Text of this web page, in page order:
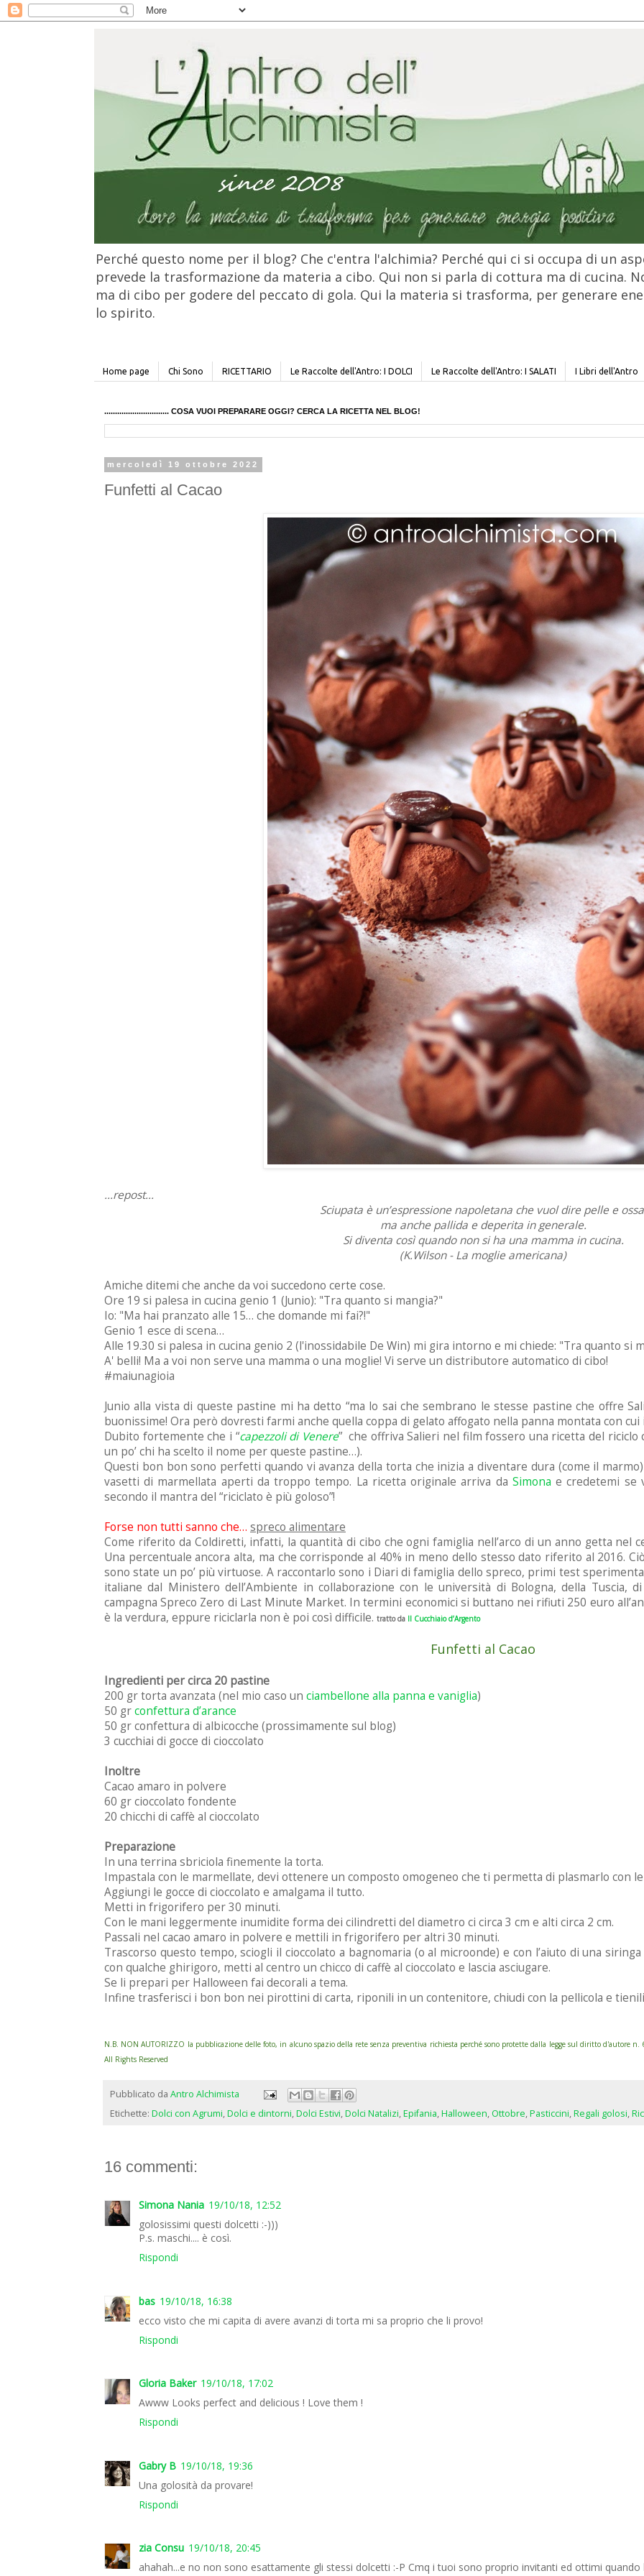
Perché questo nome per il blog? Che c'entra l'alchimia? Perché qui ci si occupa di un
prevede la trasformazione da materia a cibo. Qui non si parla di cottura ma di cucina.
ma di cibo per godere del peccato di gola. Qui la materia si trasforma, per generare
lo spirito.
Home page Chi Sono RICETTARIO Le Raccolte dell'Antro: I DOLCI Le Raccolte dell'Antro: I SALATI I Libri dell'Antro
.............................. COSA VUOI PREPARARE OGGI? CERCA LA RICETTA NEL BLOG!
mercoledì 19 ottobre 2022
Funfetti al Cacao
...repost...
Sciupata è un’espressione napoletana che vuol dire pelle e
ma anche pallida e deperita in generale.
Si diventa così quando non si ha una mamma in cucina.
(K.Wilson - La moglie americana)
Amiche ditemi che anche da voi succedono certe cose.
Ore 19 si palesa in cucina genio 1 (Junio): "Tra quanto si mangia?"
Io: "Ma hai pranzato alle 15… che domande mi fai?!"
Genio 1 esce di scena…
Alle 19.30 si palesa in cucina genio 2 (l'inossidabile De Win) mi gira intorno e mi chiede: "Tra quanto si
A' belli! Ma a voi non serve una mamma o una moglie! Vi serve un distributore automatico di cibo!
#maiunagioia
Junio alla vista di queste pastine mi ha detto “ma lo sai che sembrano le stesse pastine che offre
buonissime! Ora però dovresti farmi anche quella coppa di gelato affogato nella panna montata con cui
Dubito fortemente che i “capezzoli di Venere” che offriva Salieri nel film fossero una ricetta del
un po’ chi ha scelto il nome per queste pastine…).
Questi bon bon sono perfetti quando vi avanza della torta che inizia a diventare dura (come il
vasetti di marmellata aperti da troppo tempo. La ricetta originale arriva da Simona e credetemi se
secondo il mantra del “riciclato è più goloso”!
Forse non tutti sanno che… spreco alimentare
Come riferito da Coldiretti, infatti, la quantità di cibo che ogni famiglia nell’arco di un anno getta nel
Una percentuale ancora alta, ma che corrisponde al 40% in meno dello stesso dato riferito al 2016.
sono state un po’ più virtuose. A raccontarlo sono i Diari di famiglia dello spreco, primi test
italiane dal Ministero dell’Ambiente in collaborazione con le università di Bologna, della Tuscia,
campagna Spreco Zero di Last Minute Market. In termini economici si buttano nei rifiuti 250 euro
è la verdura, eppure riciclarla non è poi così difficile. tratto da Il Cucchiaio d’Argento
Funfetti al Cacao
Ingredienti per circa 20 pastine
200 gr torta avanzata (nel mio caso un ciambellone alla panna e vaniglia)
50 grconfettura d’arance
50 gr confettura di albicocche (prossimamente sul blog)
3 cucchiai di gocce di cioccolato
Inoltre
Cacao amaro in polvere
60 gr cioccolato fondente
20 chicchi di caffè al cioccolato
Preparazione
In una terrina sbriciola finemente la torta.
Impastala con le marmellate, devi ottenere un composto omogeneo che ti permetta di plasmarlo con
Aggiungi le gocce di cioccolato e amalgama il tutto.
Metti in frigorifero per 30 minuti.
Con le mani leggermente inumidite forma dei cilindretti del diametro ci circa 3 cm e alti circa 2 cm.
Passali nel cacao amaro in polvere e mettili in frigorifero per altri 30 minuti.
Trascorso questo tempo, sciogli il cioccolato a bagnomaria (o al microonde) e con l’aiuto di una
con qualche ghirigoro, metti al centro un chicco di caffè al cioccolato e lascia asciugare.
Se li prepari per Halloween fai decorali a tema.
Infine trasferisci i bon bon nei pirottini di carta, riponili in un contenitore, chiudi con la pellicola e
N.B. NON AUTORIZZO la pubblicazione delle foto, in alcuno spazio della rete senza preventiva richiesta perché sono protette dalla legge sul diritto d'autore
All Rights Reserved
Pubblicato da Antro Alchimista
Etichette: Dolci con Agrumi,Dolci e dintorni,Dolci Estivi,Dolci Natalizi,Epifania,Halloween,Ottobre,Pasticcini,Regali golosi,
16 commenti:
Simona Nania 19/10/18, 12:52
golosissimi questi dolcetti :-)))
P.s. maschi.... è così.
Rispondi
bas 19/10/18, 16:38
ecco visto che mi capita di avere avanzi di torta mi sa proprio che li provo!
Rispondi
Gloria Baker 19/10/18, 17:02
Awww Looks perfect and delicious ! Love them !
Rispondi
Gabry B 19/10/18, 19:36
Una golosità da provare!
Rispondi
zia Consu 19/10/18, 20:45
ahahah...e no non sono esattamente gli stessi dolcetti :-P Cmq i tuoi sono proprio invitanti ed ottimi